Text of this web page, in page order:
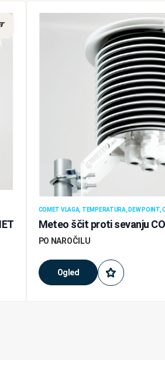
COMET VLAGA, TEMPERATURA, DEW POINT,
Meteo ščit proti sevanju
Ogled
PO NAROČILU